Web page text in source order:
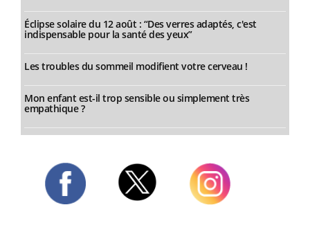
Éclipse solaire du 12 août : “Des verres adaptés, c'est
indispensable pour la santé des yeux”
Les troubles du sommeil modifient votre cerveau !
Mon enfant est-il trop sensible ou simplement très
empathique ?